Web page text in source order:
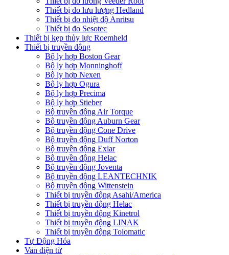
Thiết bị đo lưu lượng Hedland
Thiết bị đo nhiệt độ Anritsu
Thiết bị đo Sesotec
Thiết bị kẹp thủy lực Roemheld
Thiết bị truyền động
Bộ ly hợp Boston Gear
Bộ ly hợp Monninghoff
Bộ ly hợp Nexen
Bộ ly hợp Ogura
Bộ ly hợp Precima
Bộ ly hợp Stieber
Bộ truyền động Air Torque
Bộ truyền động Auburn Gear
Bộ truyền động Cone Drive
Bộ truyền động Duff Norton
Bộ truyền động Exlar
Bộ truyền động Helac
Bộ truyền động Joventa
Bộ truyền động LEANTECHNIK
Bộ truyền động Wittenstein
Thiết bị truyền động Asahi/America
Thiết bị truyền động Helac
Thiết bị truyền động Kinetrol
Thiết bị truyền động LINAK
Thiết bị truyền động Tolomatic
Tự Động Hóa
Van điện từ